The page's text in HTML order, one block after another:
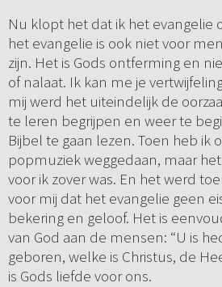
Nu klopt het dat ik het evangelie
het evangelie is ook niet voor
zijn. Het is Gods ontferming en
of nalaat. Ik kan me je
mij werd het uiteindelijk de
te leren begrijpen en weer te
Bijbel te gaan lezen. Toen heb ik
popmuziek weggedaan, maar
voor ik zover was. En het werd
voor mij dat het evangelie geen
bekering en geloof. Het is
van God aan de mensen: “U is
geboren, welke is Christus, de
is Gods liefde voor ons.